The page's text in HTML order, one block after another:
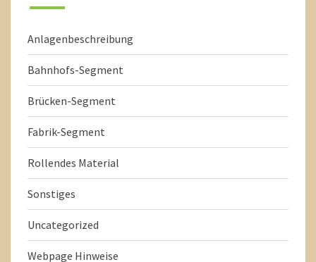
Anlagenbeschreibung
Bahnhofs-Segment
Brücken-Segment
Fabrik-Segment
Rollendes Material
Sonstiges
Uncategorized
Webpage Hinweise